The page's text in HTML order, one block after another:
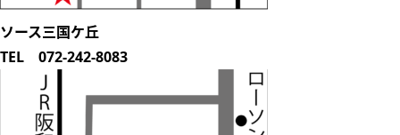
ソース三国ケ丘
TEL 072-242-8083